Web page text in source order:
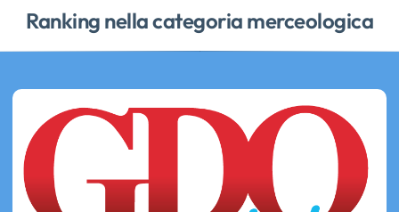
Ranking nella categoria merceologica